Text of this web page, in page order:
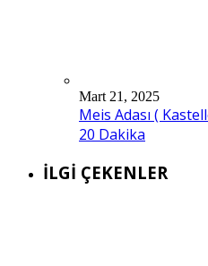
Mart 21, 2025
Meis Adası (
20 Dakika
İLGİ ÇEKENLER